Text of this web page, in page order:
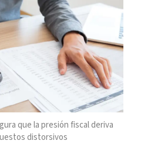
que la presión fiscal deriva
distorsivos